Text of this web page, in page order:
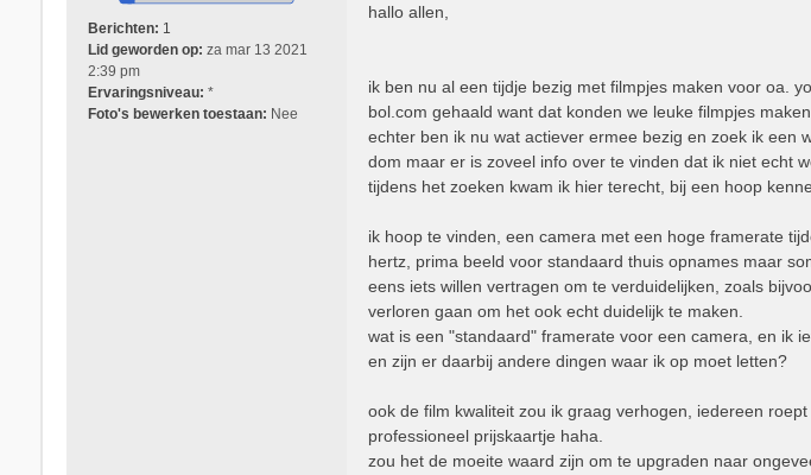
Berichten: 1
Lid geworden op: za mar 13 2021
2:39 pm
Ervaringsniveau: *
Foto's bewerken toestaan: Nee
hallo allen,
ik ben nu al een tijdje bezig met filmpjes maken voor oa.
bol.com gehaald want dat konden we leuke filmpjes
echter ben ik nu wat actiever ermee bezig en zoek ik een
dom maar er is zoveel info over te vinden dat ik niet echt
tijdens het zoeken kwam ik hier terecht, bij een hoop
ik hoop te vinden, een camera met een hoge framerate
hertz, prima beeld voor standaard thuis opnames maar
eens iets willen vertragen om te verduidelijken, zoals
verloren gaan om het ook echt duidelijk te maken.
wat is een "standaard" framerate voor een camera, en ik
en zijn er daarbij andere dingen waar ik op moet letten?
ook de film kwaliteit zou ik graag verhogen, iedereen
professioneel prijskaartje haha.
zou het de moeite waard zijn om te upgraden naar